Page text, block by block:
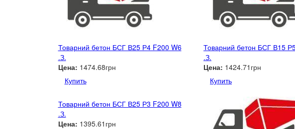
Товарний бетон БСГ В25 Р4 F200 W6
.З.
Цена: 1474.68грн
Купить
Товарний бетон БСГ В15
.З.
Цена: 1424.71грн
Купить
Товарний бетон БСГ В25 Р3 F200 W8
.З.
Цена: 1395.61грн